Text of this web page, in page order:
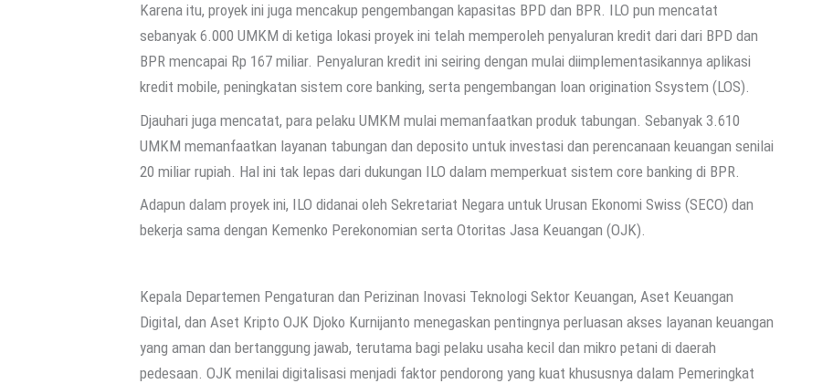
Karena itu, proyek ini juga mencakup pengembangan kapasitas BPD dan BPR. ILO pun mencatat
sebanyak 6.000 UMKM di ketiga lokasi proyek ini telah memperoleh penyaluran kredit dari dari BPD dan
BPR mencapai Rp 167 miliar. Penyaluran kredit ini seiring dengan mulai diimplementasikannya aplikasi
kredit mobile, peningkatan sistem core banking, serta pengembangan loan origination Ssystem (LOS).
Djauhari juga mencatat, para pelaku UMKM mulai memanfaatkan produk tabungan. Sebanyak 3.610
UMKM memanfaatkan layanan tabungan dan deposito untuk investasi dan perencanaan keuangan senilai
20 miliar rupiah. Hal ini tak lepas dari dukungan ILO dalam memperkuat sistem core banking di BPR.
Adapun dalam proyek ini, ILO didanai oleh Sekretariat Negara untuk Urusan Ekonomi Swiss (SECO) dan
bekerja sama dengan Kemenko Perekonomian serta Otoritas Jasa Keuangan (OJK).
Kepala Departemen Pengaturan dan Perizinan Inovasi Teknologi Sektor Keuangan, Aset Keuangan
Digital, dan Aset Kripto OJK Djoko Kurnijanto menegaskan pentingnya perluasan akses layanan keuangan
yang aman dan bertanggung jawab, terutama bagi pelaku usaha kecil dan mikro petani di daerah
pedesaan. OJK menilai digitalisasi menjadi faktor pendorong yang kuat khususnya dalam Pemeringkat